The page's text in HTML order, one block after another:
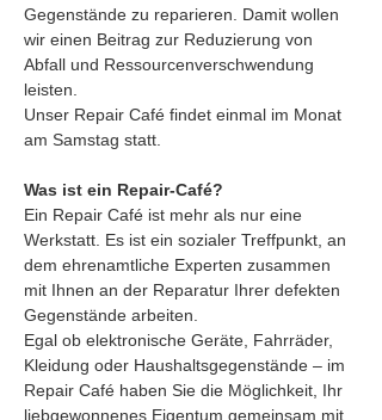
Gegenstände zu reparieren. Damit wollen
wir einen Beitrag zur Reduzierung von
Abfall und Ressourcenverschwendung
leisten.
Unser Repair Café findet einmal im Monat
am Samstag statt.
Was ist ein Repair-Café?
Ein Repair Café ist mehr als nur eine
Werkstatt. Es ist ein sozialer Treffpunkt, an
dem ehrenamtliche Experten zusammen
mit Ihnen an der Reparatur Ihrer defekten
Gegenstände arbeiten.
Egal ob elektronische Geräte, Fahrräder,
Kleidung oder Haushaltsgegenstände – im
Repair Café haben Sie die Möglichkeit, Ihr
liebgewonnenes Eigentum gemeinsam mit